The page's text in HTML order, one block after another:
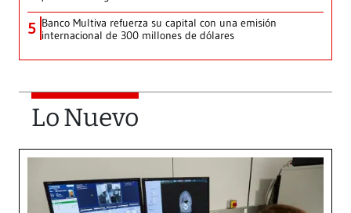
5 Banco Multiva refuerza su capital con una emisión
internacional de 300 millones de dólares
Lo Nuevo